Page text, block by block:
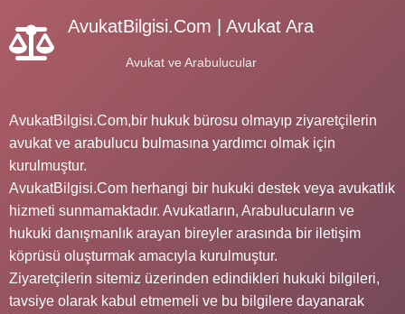
AvukatBilgisi.Com | Avukat Ara
Avukat ve Arabulucular
AvukatBilgisi.Com,bir hukuk bürosu olmayıp ziyaretçilerin
avukat ve arabulucu bulmasına yardımcı olmak için
kurulmuştur.
AvukatBilgisi.Com herhangi bir hukuki destek veya avukatlık
hizmeti sunmamaktadır. Avukatların, Arabulucuların ve
hukuki danışmanlık arayan bireyler arasında bir iletişim
köprüsü oluşturmak amacıyla kurulmuştur.
Ziyaretçilerin sitemiz üzerinden edindikleri hukuki bilgileri,
tavsiye olarak kabul etmemeli ve bu bilgilere dayanarak